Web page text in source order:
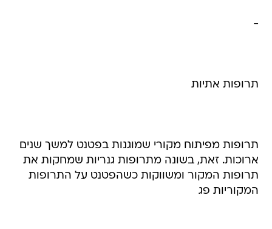
-
תרופות אתיות
תרופות מפיתוח מקורי שמוגנות בפטנט למשך שנים
ארוכות. זאת, בשונה מתרופות גנריות שמחקות את
תרופות המקור ומשווקות כשהפטנט על התרופות
המקוריות פג